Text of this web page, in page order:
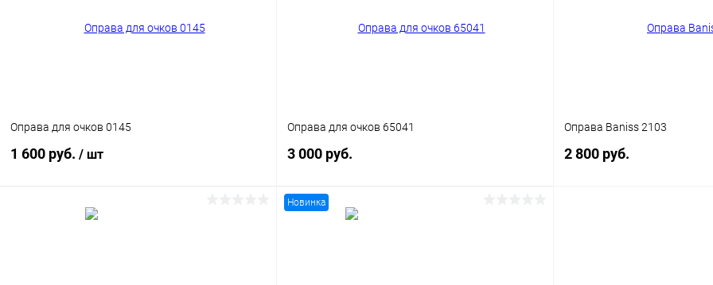
Оправа для очков 0145
1 600 руб. / шт
Оправа для очков 65041
3 000 руб.
Оправа Baniss 2103
2 800 руб.
Новинка